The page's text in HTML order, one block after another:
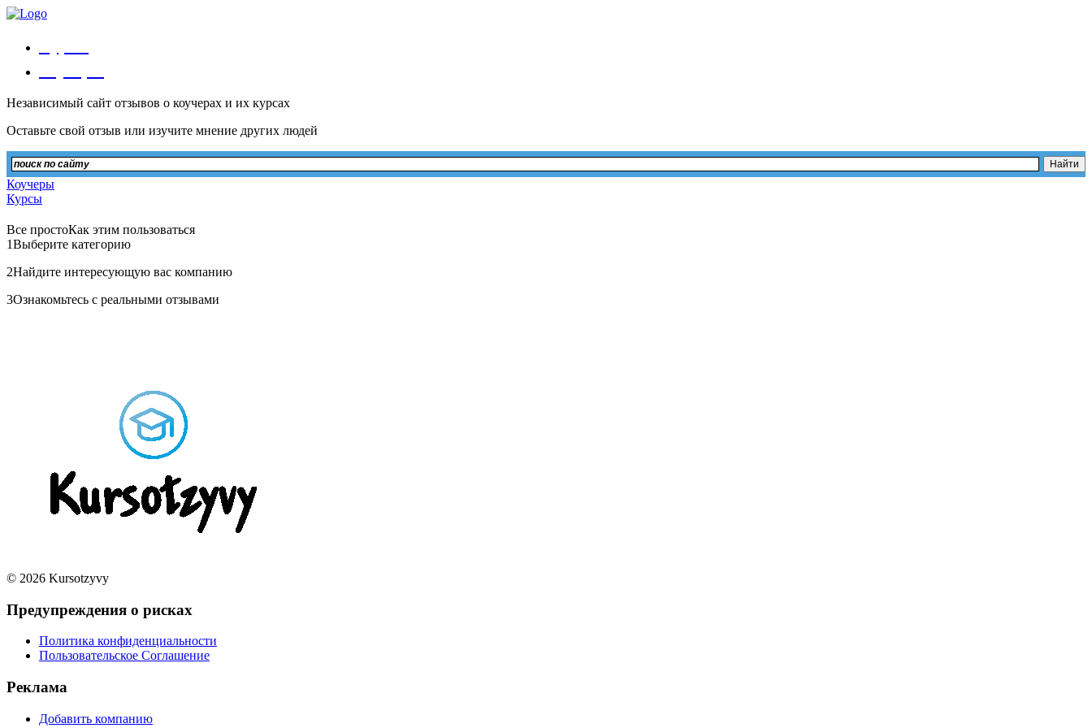
Независимый сайт отзывов о коучерах и их курсах
Оставьте свой отзыв или изучите мнение других людей
Коучеры
Курсы
Все простоКак этим пользоваться
1Выберите категорию
2Найдите интересующую вас компанию
3Ознакомьтесь с реальными отзывами
© 2026 Kursotzyvy
Предупреждения о рисках
Политика конфиденциальности
Пользовательское Соглашение
Реклама
Добавить компанию